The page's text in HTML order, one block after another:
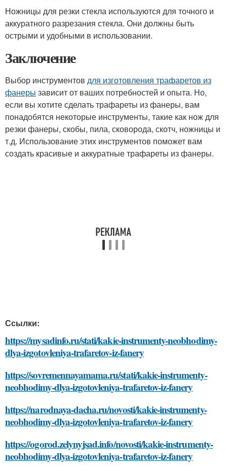
Ножницы для резки стекла используются для точного и
аккуратного разрезания стекла. Они должны быть
острыми и удобными в использовании.
Заключение
Выбор инструментов для изготовления трафаретов из
фанеры зависит от ваших потребностей и опыта. Но,
если вы хотите сделать трафареты из фанеры, вам
понадобятся некоторые инструменты, такие как нож для
резки фанеры, скобы, пила, сковорода, скотч, ножницы и
т.д. Использование этих инструментов поможет вам
создать красивые и аккуратные трафареты из фанеры.
Ссылки:
https://mysadinfo.ru/stati/kakie-instrumenty-neobhodimy-
dlya-izgotovleniya-trafaretov-iz-fanery
https://sovremennayamama.ru/stati/kakie-instrumenty-
neobhodimy-dlya-izgotovleniya-trafaretov-iz-fanery
https://narodnaya-dacha.ru/novosti/kakie-instrumenty-
neobhodimy-dlya-izgotovleniya-trafaretov-iz-fanery
https://ogorod.zelynyjsad.info/novosti/kakie-instrumenty-
neobhodimy-dlya-izgotovleniya-trafaretov-iz-fanery